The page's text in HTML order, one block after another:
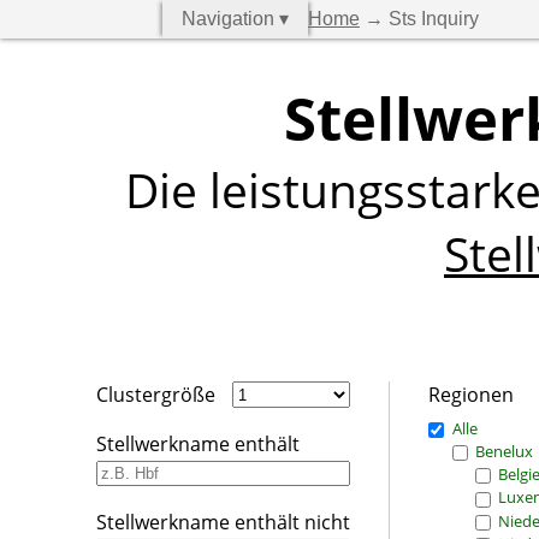
Navigation ▾ Home → Sts Inquiry
Die
Clustergröße
Stellwerkname enthält
Stellwerkname enthält nicht
Regionen
Alle
Benelux